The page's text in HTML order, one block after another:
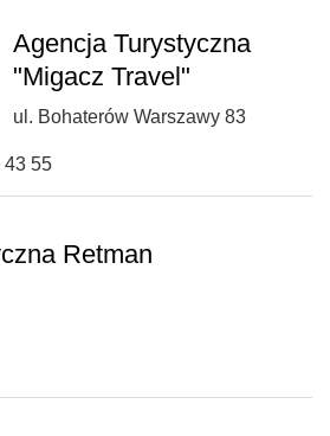
Agencja Turystyczna
"Migacz Travel"
ul. Bohaterów Warszawy 83
43 55
Retman